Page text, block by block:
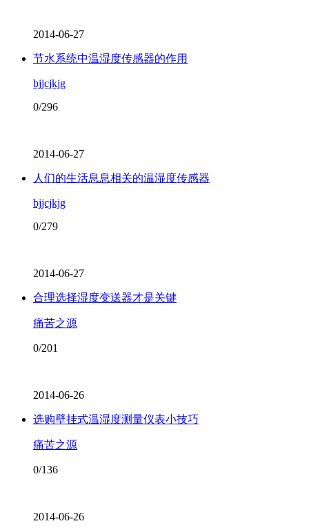
2014-06-27
节水系统中温湿度传感器的作用
bjjcjkjg
0/296
2014-06-27
人们的生活息息相关的温湿度传感器
bjjcjkjg
0/279
2014-06-27
合理选择湿度变送器才是关键
痛苦之源
0/201
2014-06-26
选购壁挂式温湿度测量仪表小技巧
痛苦之源
0/136
2014-06-26